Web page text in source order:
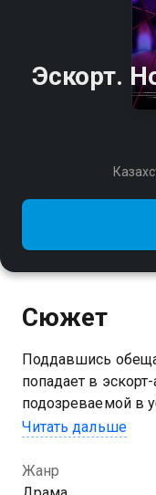
Эскорт.
Сюжет
Поддавшись
попадает в эскорт-
подозреваемой в
только заработать,
новое прочтение
сериала о
Читать дальше
Жанр